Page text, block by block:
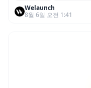
권리 발생 즉시
Welaunch
8월 6일 오전 1:41